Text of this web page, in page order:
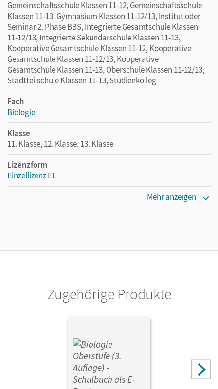
Gemeinschaftsschule Klassen 11-12, Gemeinschaftsschule
Klassen 11-13, Gymnasium Klassen 11-12/13, Institut oder
Seminar 2. Phase BBS, Integrierte Gesamtschule Klassen
11-12/13, Integrierte Sekundarschule Klassen 11-13,
Kooperative Gesamtschule Klassen 11-12, Kooperative
Gesamtschule Klassen 11-12/13, Kooperative
Gesamtschule Klassen 11-13, Oberschule Klassen 11-12/13,
Stadtteilschule Klassen 11-13, Studienkolleg
Fach
Biologie
Klasse
11. Klasse, 12. Klasse, 13. Klasse
Lizenzform
Einzellizenz EL
Mehr anzeigen
Zugehörige Produkte